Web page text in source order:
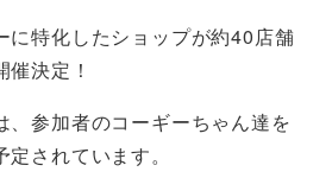
に特化したショップが約40店舗
催決定！
、参加者のコーギーちゃん達を
定されています。